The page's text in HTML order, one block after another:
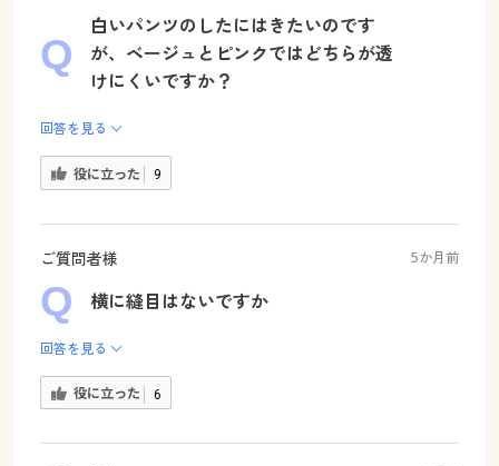
白いパンツのしたにはきたいのです
が、ベージュとピンクではどちらが透
けにくいですか？
回答を見る
役に立った 9
ご質問者様 5か月前
横に縫目はないですか
回答を見る
役に立った 6